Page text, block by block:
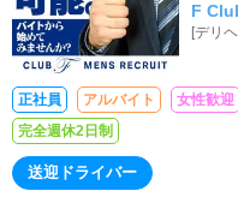
す！
んか
F
[デリ
正社員 アルバイト 女性歓迎
完全週休2日制
送迎ドライバー